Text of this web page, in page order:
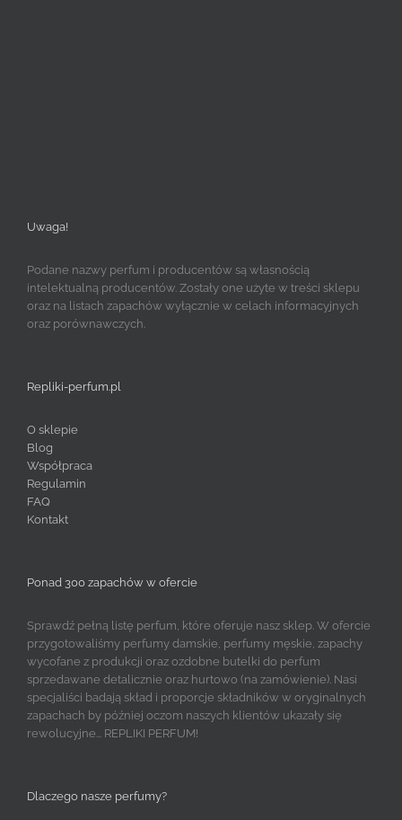
Uwaga!
Podane nazwy perfum i producentów są własnością
intelektualną producentów. Zostały one użyte w treści sklepu
oraz na listach zapachów wyłącznie w celach informacyjnych
oraz porównawczych.
Repliki-perfum.pl
O sklepie
Blog
Współpraca
Regulamin
FAQ
Kontakt
Ponad 300 zapachów w ofercie
Sprawdź pełną listę perfum, które oferuje nasz sklep. W ofercie
przygotowaliśmy perfumy damskie, perfumy męskie, zapachy
wycofane z produkcji oraz ozdobne butelki do perfum
sprzedawane detalicznie oraz hurtowo (na zamówienie). Nasi
specjaliści badają skład i proporcje składników w oryginalnych
zapachach by później oczom naszych klientów ukazały się
rewolucyjne... REPLIKI PERFUM!
Dlaczego nasze perfumy?